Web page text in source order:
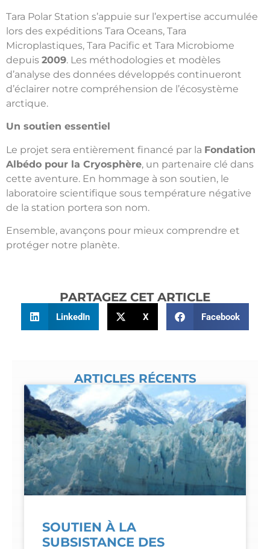
Tara Polar Station s’appuie sur l’expertise accumulée
lors des expéditions Tara Oceans, Tara
Microplastiques, Tara Pacific et Tara Microbiome
depuis 2009. Les méthodologies et modèles
d’analyse des données développés continueront
d’éclairer notre compréhension de l’écosystème
arctique.
Un soutien essentiel
Le projet sera entièrement financé par la Fondation
Albédo pour la Cryosphère, un partenaire clé dans
cette aventure. En hommage à son soutien, le
laboratoire scientifique sous température négative
de la station portera son nom.
Ensemble, avançons pour mieux comprendre et
protéger notre planète.
PARTAGEZ CET ARTICLE
LinkedIn X Facebook
ARTICLES RÉCENTS
SOUTIEN À LA
SUBSISTANCE DES